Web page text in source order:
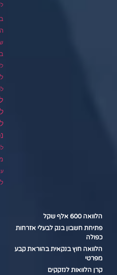
הלוואה 600 אלף שקל
פתיחת חשבון בנק לבעלי אזרחות
כפולה
הלוואה חוץ בנקאית בהוראת קבע
מפרטי
קרן הלוואות לנזקקים